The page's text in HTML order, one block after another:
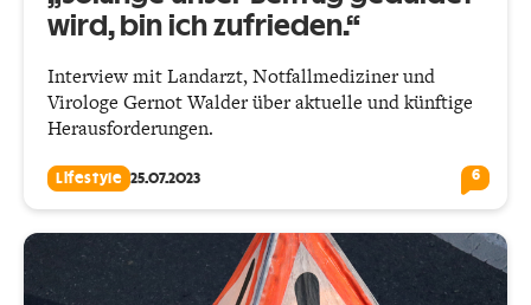
wird, bin ich zufrieden.“
Interview mit Landarzt, Notfall­mediziner und
Virologe Gernot Walder über aktuelle und künftige
Herausforderungen.
Lifestyle 25.07.2023 6